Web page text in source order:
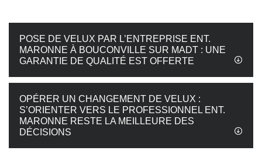
POSE DE VELUX PAR L’ENTREPRISE ENT.
MARONNE À BOUCONVILLE SUR MADT : UNE
GARANTIE DE QUALITÉ EST OFFERTE
OPÉRER UN CHANGEMENT DE VELUX :
S’ORIENTER VERS LE PROFESSIONNEL ENT.
MARONNE RESTE LA MEILLEURE DES
DÉCISIONS